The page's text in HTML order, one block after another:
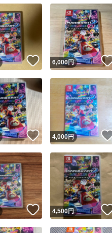
いいね！
6,000円
いいね！
4,000円
いいね！
4,500円